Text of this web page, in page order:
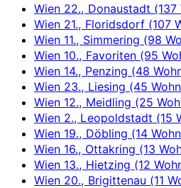
Wien 22., Donaustadt (137
Wien 21., Floridsdorf (107
Wien 11., Simmering (98
Wien 10., Favoriten (95
Wien 14., Penzing (48
Wien 23., Liesing (45
Wien 12., Meidling (25
Wien 2., Leopoldstadt (15
Wien 19., Döbling (14
Wien 16., Ottakring (13
Wien 13., Hietzing (12
Wien 20., Brigittenau (11